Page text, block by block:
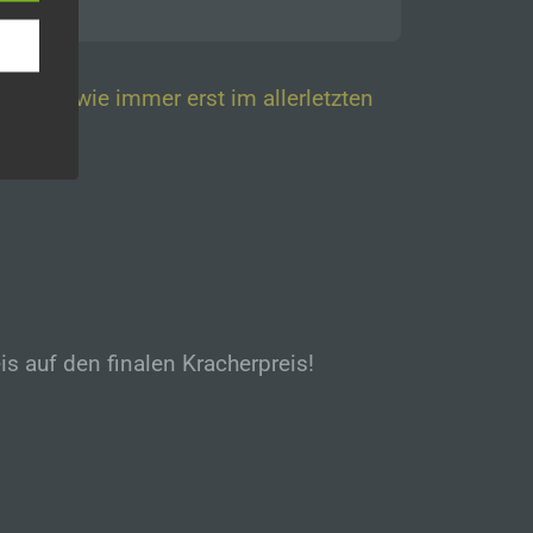
sich wie immer erst im allerletzten
auf den finalen Kracherpreis!